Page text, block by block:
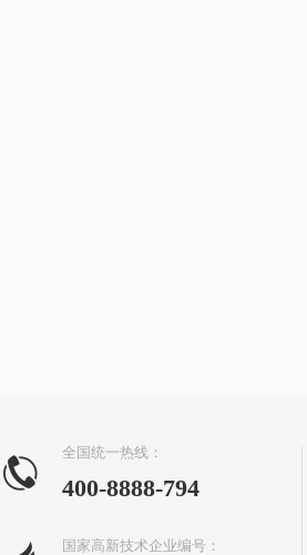
全国统一热线：
400-8888-794
国家高新技术企业编号：